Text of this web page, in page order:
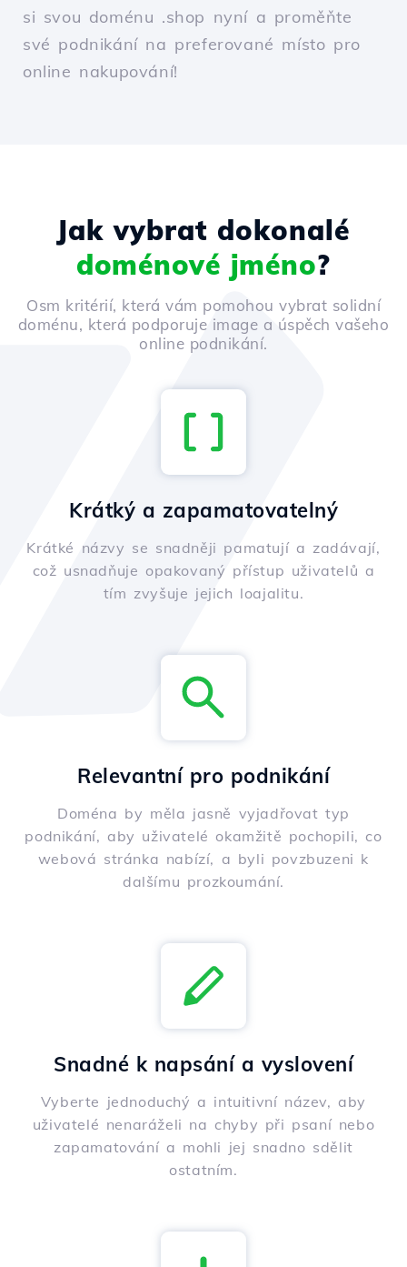
si svou doménu .shop nyní a proměňte
své podnikání na preferované místo pro
online nakupování!
Jak vybrat dokonalé
doménové jméno?
Osm kritérií, která vám pomohou vybrat solidní
doménu, která podporuje image a úspěch vašeho
online podnikání.
Krátký a zapamatovatelný
Krátké názvy se snadněji pamatují a zadávají,
což usnadňuje opakovaný přístup uživatelů a
tím zvyšuje jejich loajalitu.
Relevantní pro podnikání
Doména by měla jasně vyjadřovat typ
podnikání, aby uživatelé okamžitě pochopili, co
webová stránka nabízí, a byli povzbuzeni k
dalšímu prozkoumání.
Snadné k napsání a vyslovení
Vyberte jednoduchý a intuitivní název, aby
uživatelé nenaráželi na chyby při psaní nebo
zapamatování a mohli jej snadno sdělit
ostatním.